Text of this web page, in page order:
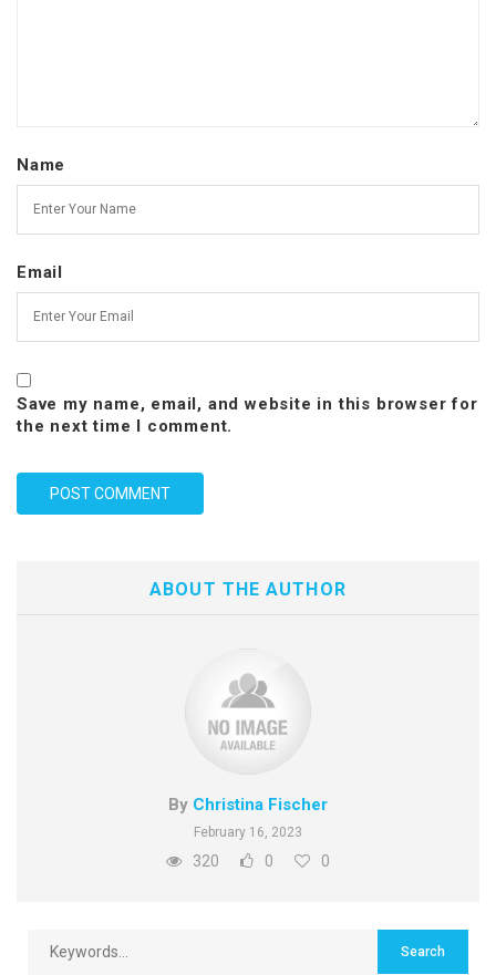
Name
Email
Save my name, email, and website in this browser for
the next time I comment.
ABOUT THE AUTHOR
By Christina Fischer
February 16, 2023
320 0 0